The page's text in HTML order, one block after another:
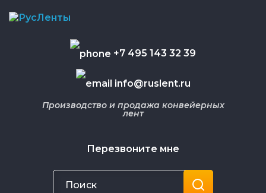
+7 495 143 32 39
info@ruslent.ru
Перезвоните мне
Производство и продажа конвейерных
лент